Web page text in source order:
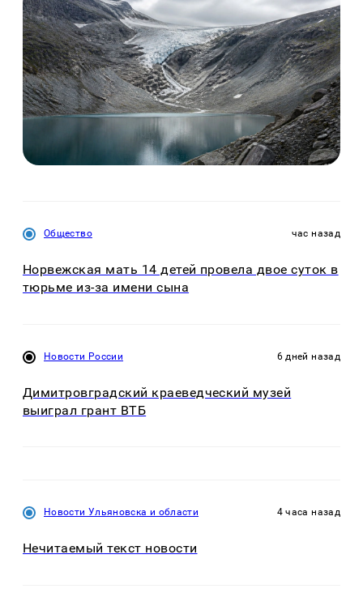
Общество час назад
Норвежская мать 14 детей провела двое суток в
тюрьме из-за имени сына
Новости России 6 дней назад
Димитровградский краеведческий музей
выиграл грант ВТБ
Новости Ульяновска и области 4 часа назад
Нечитаемый текст новости